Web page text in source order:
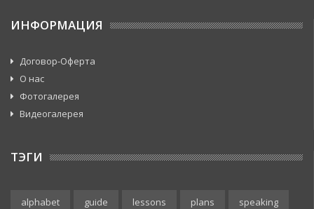
ИНФОРМАЦИЯ
Договор-Оферта
О нас
Фотогалерея
Видеогалерея
ТЭГИ
alphabet guide lessons plans speaking